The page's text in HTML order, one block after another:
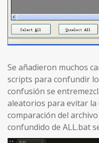
Se añadieron muchos
scripts para confundir
confusión se
aleatorios para evitar la
comparación del
confundido de ALL.bat